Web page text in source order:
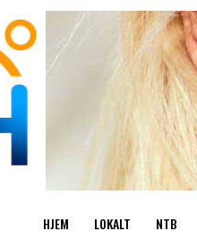
HJEM LOKALT NTB